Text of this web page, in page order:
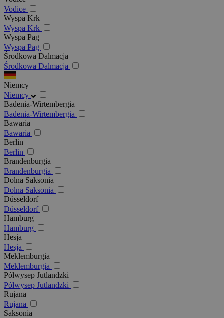
Vodice
Wyspa Krk
Wyspa Krk
Wyspa Pag
Wyspa Pag
Środkowa Dalmacja
Środkowa Dalmacja
Niemcy
Niemcy
Badenia-Wirtembergia
Badenia-Wirtembergia
Bawaria
Bawaria
Berlin
Berlin
Brandenburgia
Brandenburgia
Dolna Saksonia
Dolna Saksonia
Düsseldorf
Düsseldorf
Hamburg
Hamburg
Hesja
Hesja
Meklemburgia
Meklemburgia
Półwysep Jutlandzki
Półwysep Jutlandzki
Rujana
Rujana
Saksonia